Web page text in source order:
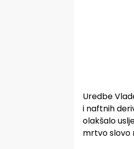
Uredbe
i naftnih
olakšalo
mrtvo slovo